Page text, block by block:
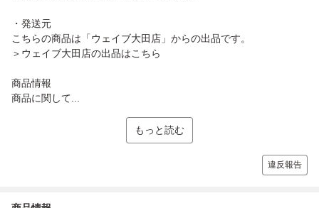
・発送元
こちらの商品は「ウェイブ大田店」からの出品です。
＞ウェイブ大田店の出品はこちら
商品情報
商品に関して...
もっと読む
違反報告